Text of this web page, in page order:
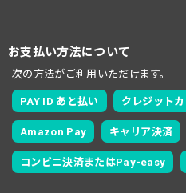
お支払い方法について
次の方法がご利用いただけます。
PAY ID あと払い クレジット
Amazon Pay キャリア決済
コンビニ決済またはPay-easy